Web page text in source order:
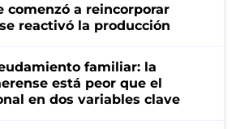
comenzó a reincorporar
reactivó la producción
familiar: la
está peor que el
en dos variables clave